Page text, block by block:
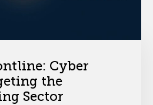
Cyber
the
Sector